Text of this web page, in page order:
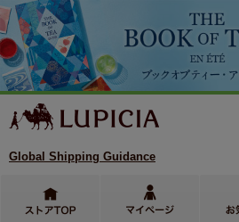
Global Shipping Guidance